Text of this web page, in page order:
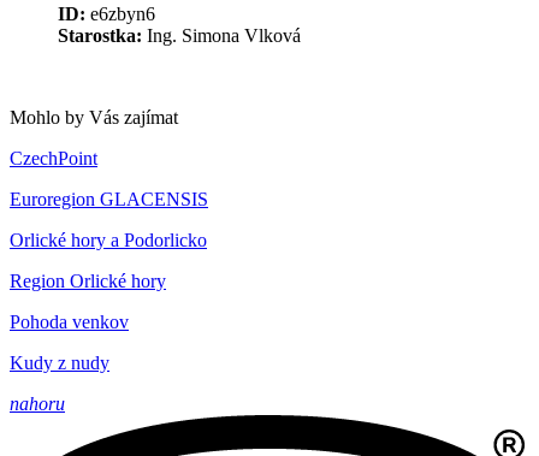
ID: e6zbyn6
Starostka: Ing. Simona Vlková
Mohlo by Vás zajímat
CzechPoint
Euroregion GLACENSIS
Orlické hory a Podorlicko
Region Orlické hory
Pohoda venkov
Kudy z nudy
nahoru